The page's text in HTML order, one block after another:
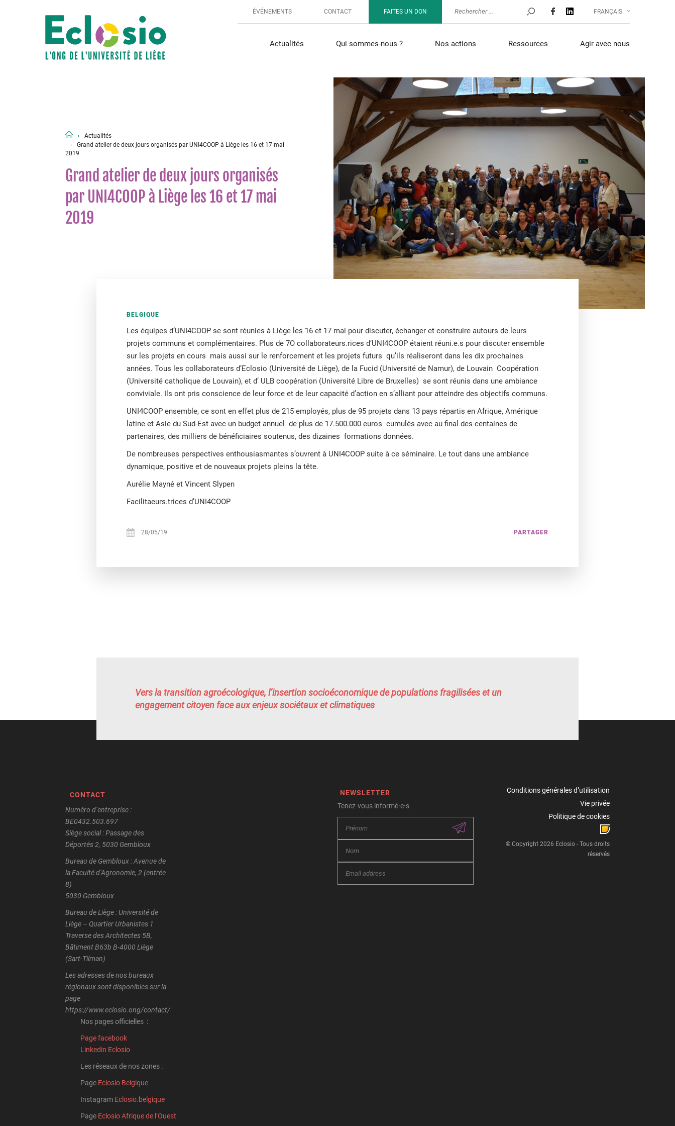
ÉVÉNEMENTS CONTACT FAITES UN DON FRANÇAIS
Actualités Qui sommes-nous ? Nos actions Ressources Agir avec nous
Actualités
Grand atelier de deux jours organisés par UNI4COOP à Liège les 16 et 17 mai
2019
Grand atelier de deux jours organisés
par UNI4COOP à Liège les 16 et 17 mai
2019
BELGIQUE
Les équipes d’UNI4COOP se sont réunies à Liège les 16 et 17 mai pour discuter, échanger et construire autours de leurs
projets communs et complémentaires. Plus de 7O collaborateurs.rices d’UNI4COOP étaient réuni.e.s pour discuter ensemble
sur les projets en cours mais aussi sur le renforcement et les projets futurs qu’ils réaliseront dans les dix prochaines
années. Tous les collaborateurs d’Eclosio (Université de Liège), de la Fucid (Université de Namur), de Louvain Coopération
(Université catholique de Louvain), et d’ ULB coopération (Université Libre de Bruxelles) se sont réunis dans une ambiance
conviviale. Ils ont pris conscience de leur force et de leur capacité d’action en s’alliant pour atteindre des objectifs communs.
UNI4COOP ensemble, ce sont en effet plus de 215 employés, plus de 95 projets dans 13 pays répartis en Afrique, Amérique
latine et Asie du Sud-Est avec un budget annuel de plus de 17.500.000 euros cumulés avec au final des centaines de
partenaires, des milliers de bénéficiaires soutenus, des dizaines formations données.
De nombreuses perspectives enthousiasmantes s’ouvrent à UNI4COOP suite à ce séminaire. Le tout dans une ambiance
dynamique, positive et de nouveaux projets pleins la tête.
Aurélie Mayné et Vincent Slypen
Facilitaeurs.trices d’UNI4COOP
28/05/19 PARTAGER
Vers la transition agroécologique, l’insertion socioéconomique de populations fragilisées et un
engagement citoyen face aux enjeux sociétaux et climatiques
CONTACT
Numéro d’entreprise :
BE0432.503.697
Siège social : Passage des
Déportés 2, 5030 Gembloux
Bureau de Gembloux : Avenue de
la Faculté d’Agronomie, 2 (entrée
8)
5030 Gembloux
Bureau de Liège : Université de
Liège – Quartier Urbanistes 1
Traverse des Architectes 5B,
Bâtiment B63b B-4000 Liège
(Sart-Tilman)
Les adresses de nos bureaux
régionaux sont disponibles sur la
page
https://www.eclosio.ong/contact/
Nos pages officielles :
Page facebook
Linkedin Eclosio
Les réseaux de nos zones :
Page Eclosio Belgique
Instagram Eclosio.belgique
Page Eclosio Afrique de l’Ouest
NEWSLETTER
Tenez-vous informé·e·s
Conditions générales d’utilisation
Vie privée
Politique de cookies
© Copyright 2026 Eclosio - Tous droits
réservés